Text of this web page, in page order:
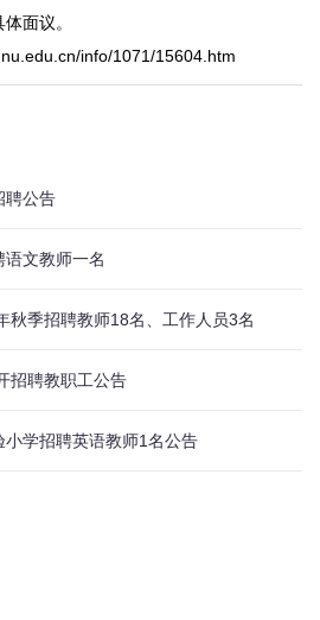
面议。
info/1071/15604.htm
聘公告
文教师一名
秋季招聘教师18名、工作人员3名
招聘教职工公告
学招聘英语教师1名公告